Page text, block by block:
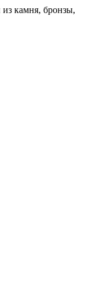
из камня, бронзы,